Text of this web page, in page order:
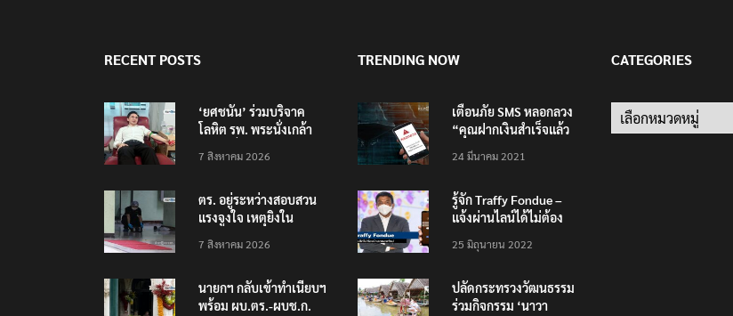
RECENT POSTS
‘ยศชนัน’ ร่วมบริจาค
โลหิต รพ. พระนั่งเกล้า
เทพศิรินทร์ นนทบุรี
7 สิงหาคม 2026
ตร. อยู่ระหว่างสอบสวน
แรงจูงใจ เหตุยิงใน
นนทบุรี พบเด็กก่อเหตุ
7 สิงหาคม 2026
นายกฯ กลับเข้าทำเนียบฯ
พร้อม ผบ.ตร.-ผบช.ก.
TRENDING NOW
เตือนภัย SMS หลอกลวง
“คุณฝากเงินสำเร็จแล้ว
200,000 บาท”
24 มีนาคม 2021
รู้จัก Traffy Fondue –
แจ้งผ่านไลน์ได้ไม่ต้อง
ทั่วไทย ไม่ใช่แค่ในกรุง
25 มิถุนายน 2022
ปลัดกระทรวงวัฒนธรรม
ร่วมกิจกรรม ‘นาวา
CATEGORIES
Categories